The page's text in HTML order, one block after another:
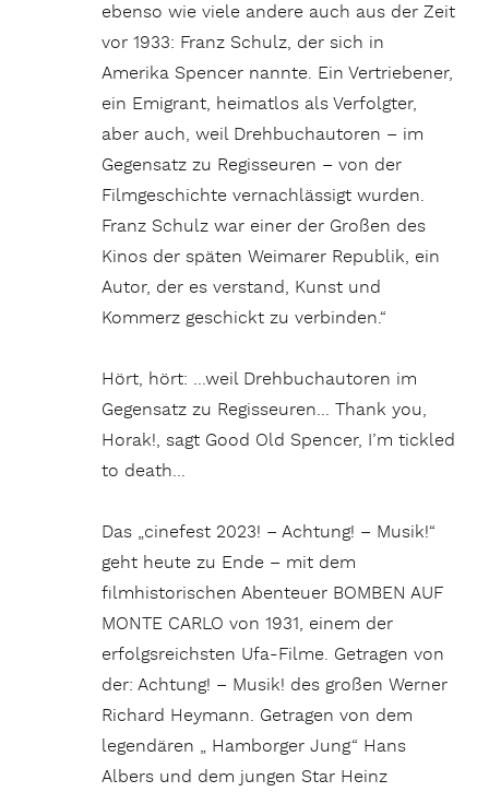
ebenso wie viele andere auch aus der Zeit
vor 1933: Franz Schulz, der sich in
Amerika Spencer nannte. Ein Vertriebener,
ein Emigrant, heimatlos als Verfolgter,
aber auch, weil Drehbuchautoren – im
Gegensatz zu Regisseuren – von der
Filmgeschichte vernachlässigt wurden.
Franz Schulz war einer der Großen des
Kinos der späten Weimarer Republik, ein
Autor, der es verstand, Kunst und
Kommerz geschickt zu verbinden.“
Hört, hört: …weil Drehbuchautoren im
Gegensatz zu Regisseuren… Thank you,
Horak!, sagt Good Old Spencer, I’m tickled
to death…
Das „cinefest 2023! – Achtung! – Musik!“
geht heute zu Ende – mit dem
filmhistorischen Abenteuer BOMBEN AUF
MONTE CARLO von 1931, einem der
erfolgsreichsten Ufa-Filme. Getragen von
der: Achtung! – Musik! des großen Werner
Richard Heymann. Getragen von dem
legendären „ Hamborger Jung“ Hans
Albers und dem jungen Star Heinz